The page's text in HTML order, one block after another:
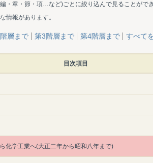
・章・節・項…など)ごとに絞り込んで見ることがで
情報があります。
層まで 第3階層まで 第4階層まで すべて
目次項目
化学工業へ(大正二年から昭和八年まで)